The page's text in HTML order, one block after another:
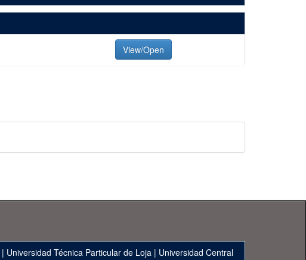
View/Open
| Universidad Técnica Particular de Loja | Universidad Central